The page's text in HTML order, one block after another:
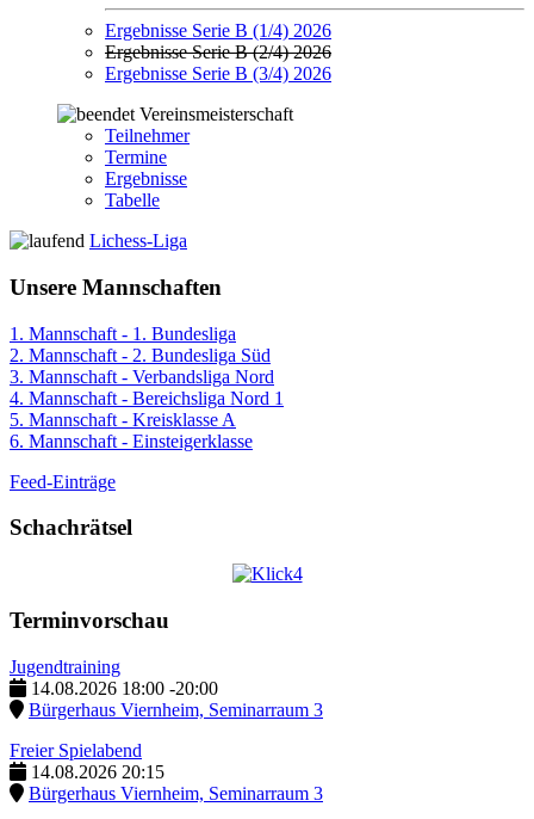
Ergebnisse Serie B (1/4) 2026
Ergebnisse Serie B (2/4) 2026
Ergebnisse Serie B (3/4) 2026
Vereinsmeisterschaft
Teilnehmer
Termine
Ergebnisse
Tabelle
Lichess-Liga
Unsere Mannschaften
1. Mannschaft - 1. Bundesliga
2. Mannschaft - 2. Bundesliga Süd
3. Mannschaft - Verbandsliga Nord
4. Mannschaft - Bereichsliga Nord 1
5. Mannschaft - Kreisklasse A
6. Mannschaft - Einsteigerklasse
Feed-Einträge
Schachrätsel
Terminvorschau
Jugendtraining
14.08.2026 18:00 -20:00
Bürgerhaus Viernheim, Seminarraum 3
Freier Spielabend
14.08.2026 20:15
Bürgerhaus Viernheim, Seminarraum 3